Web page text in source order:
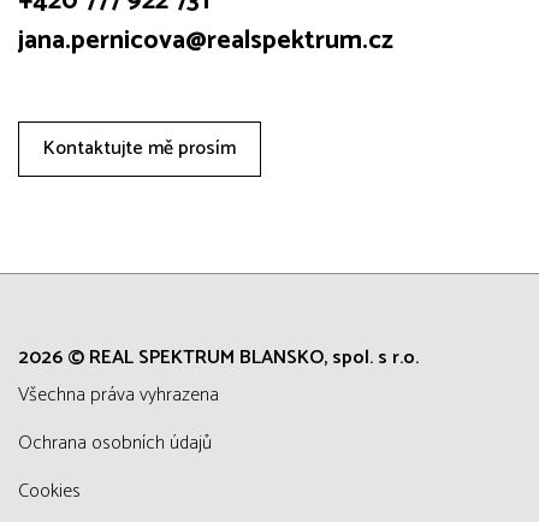
jana.pernicova@realspektrum.cz
Kontaktujte mě prosím
2026 © REAL SPEKTRUM BLANSKO, spol. s r.o.
všechna práva vyhrazena
Ochrana osobních údajů
Cookies